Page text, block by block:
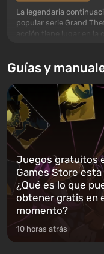
La legendaria
popular serie Grand
acción tiene lugar en la
primera vez, el juego
historia de tres
Trevor y Franklin, entre
podrás cambi...
Guías y
Juegos gratuitos
Games Store esta
¿Qué es lo que
obtener gratis en
momento?
10 horas atrás